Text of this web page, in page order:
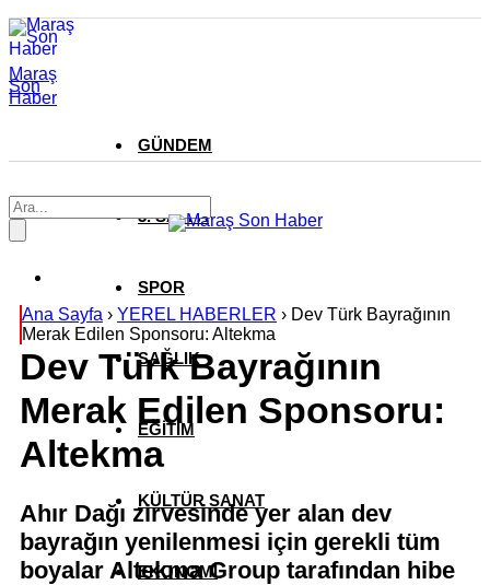
Maraş
Son
Haber
GÜNDEM
3. SAYFA
SPOR
SAĞLIK
EĞİTİM
KÜLTÜR SANAT
EKONOMİ
Ana Sayfa › YEREL HABERLER › Dev Türk Bayrağının
Merak Edilen Sponsoru: Altekma
Dev Türk Bayrağının
Merak Edilen Sponsoru:
Altekma
Ahır Dağı zirvesinde yer alan dev
bayrağın yenilenmesi için gerekli tüm
boyalar Altekma Group tarafından hibe